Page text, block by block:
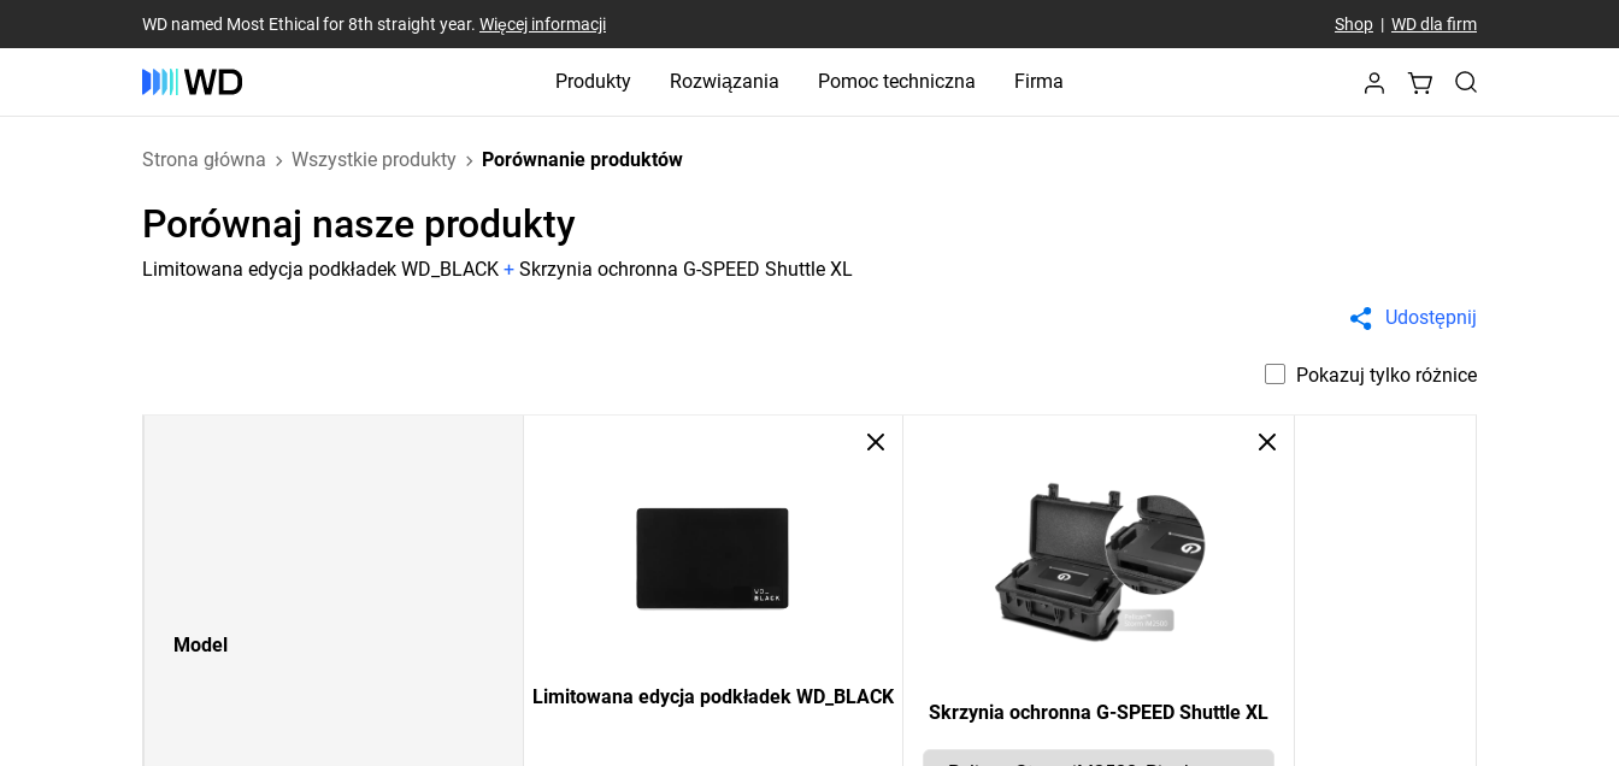
WD named Most Ethical for 8th straight year. Więcej informacji Shop| WD dla firm
Produkty Rozwiązania Pomoc techniczna Firma
Strona główna Wszystkie produkty Porównanie produktów
Porównaj nasze produkty
Limitowana edycja podkładek WD_BLACK + Skrzynia ochronna G-SPEED Shuttle XL
Udostępnij
Pokazuj tylko różnice
Model
Limitowana edycja podkładek WD_BLACK
Skrzynia ochronna G-SPEED Shuttle XL